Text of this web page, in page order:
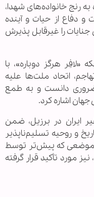
به رنج خانواده‌های شهدا،
دفاع از حیات و آینده
را غیرقابل پذیرش
«لافِر هرگز دوباره»، با
اتحاد ملت‌ها علیه
ضروری دانست و به طمع
اشاره کرد.
ایران در برزیل، ضمن
و روحیه تسلیم‌ناپذیر
موضعی که پیش‌تر توسط
مورد تأکید قرار گرفته